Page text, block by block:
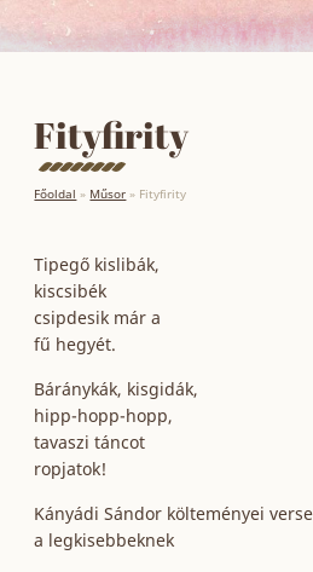
Fityfirity
Főoldal » Műsor » Fityfirity
Tipegő kislibák,
kiscsibék
csipdesik már a
fű hegyét.
Báránykák, kisgidák,
hipp-hopp-hopp,
tavaszi táncot
ropjatok!
Kányádi Sándor költeményei
a legkisebbeknek